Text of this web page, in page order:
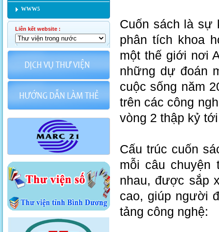
WWW5
Liên kết website :
Cuốn sách là sự
phân tích khoa
một thế giới nơi
những dự đoán
cuộc sống năm
trên các công
vòng 2 thập kỷ
Cấu trúc cuốn
mỗi câu chuyện
nhau, được sắp
cao, giúp người
tảng công nghệ: